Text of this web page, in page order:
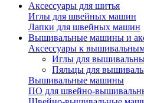
Аксессуары для шитья
Иглы для швейных машин
Лапки для швейных машин
Вышивальные машины и
Аксессуары к
Иглы для
Пяльцы для
Вышивальные машины
ПО для швейно-